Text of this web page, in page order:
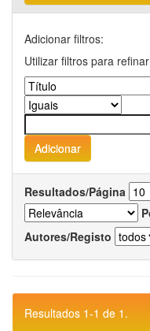
Adicionar filtros:
Utilizar filtros para
Resultados/Página
Autores/Registo
Resultados 1-1 de 1.